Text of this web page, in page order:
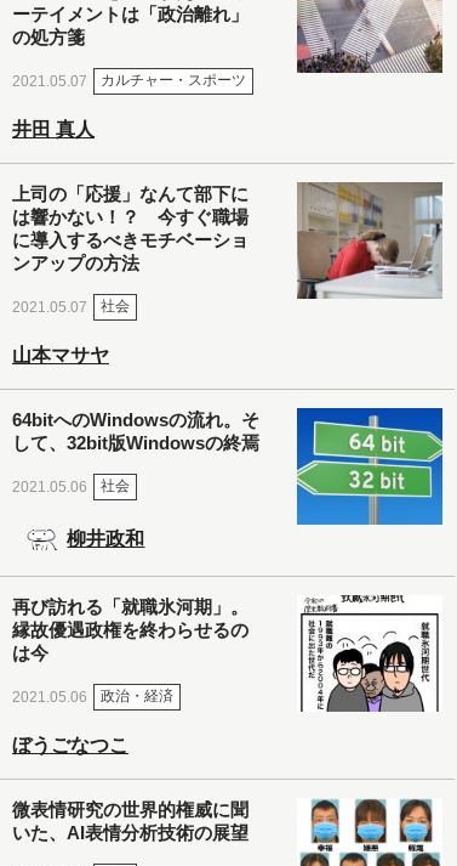
ーテイメントは「政治離れ」
の処方箋
2021.05.07 カルチャー・スポーツ
井田 真人
上司の「応援」なんて部下に
は響かない！？ 今すぐ職場
に導入するべきモチベーショ
ンアップの方法
2021.05.07 社会
山本マサヤ
64bitへのWindowsの流れ。そ
して、32bit版Windowsの終焉
2021.05.06 社会
柳井政和
再び訪れる「就職氷河期」。
縁故優遇政権を終わらせるの
は今
2021.05.06 政治・経済
ぼうごなつこ
微表情研究の世界的権威に聞
いた、AI表情分析技術の展望